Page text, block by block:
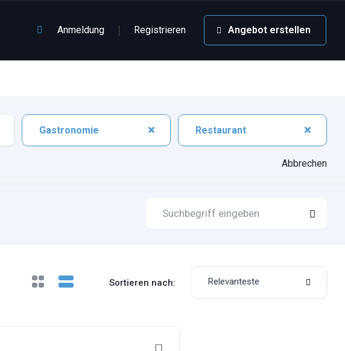
Anmeldung Registrieren Angebot erstellen
Gastronomie Restaurant
Abbrechen
Sortieren nach: Relevanteste